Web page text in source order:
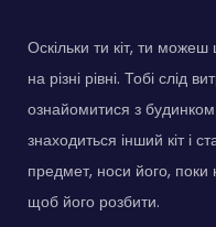
Оскільки ти кіт, ти
на різні рівні. Тобі слід
ознайомитися з
знаходиться інший кіт і
предмет, носи його,
щоб його розбити.